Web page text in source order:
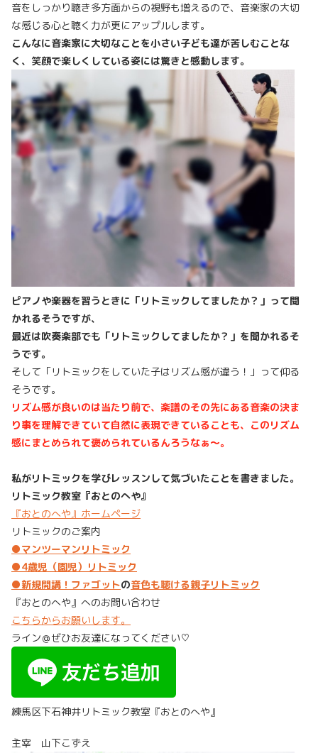
音をしっかり聴き多方面からの視野も増えるので、音楽家の大切
な感じる心と聴く力が更にアップルします。
こんなに音楽家に大切なことを小さい子ども達が苦しむことな
く、笑顔で楽しくしている姿には驚きと感動します。
ピアノや楽器を習うときに「リトミックしてましたか？」って聞
かれるそうですが、
最近は吹奏楽部でも「リトミックしてましたか？」を聞かれるそ
うです。
そして「リトミックをしていた子はリズム感が違う！」って仰る
そうです。
リズム感が良いのは当たり前で、楽譜のその先にある音楽の決ま
り事を理解できていて自然に表現できていることも、このリズム
感にまとめられて褒められているんろうなぁ～。
私がリトミックを学びレッスンして気づいたことを書きました。
リトミック教室『おとのへや』
『おとのへや』ホームページ
リトミックのご案内
●マンツーマンリトミック
●4歳児（園児）リトミック
●新規開講！ファゴットの音色も聴ける親子リトミック
『おとのへや』へのお問い合わせ
こちらからお願いします。
ライン＠ぜひお友達になってください♡
練馬区下石神井リトミック教室『おとのへや』
主宰 山下こずえ